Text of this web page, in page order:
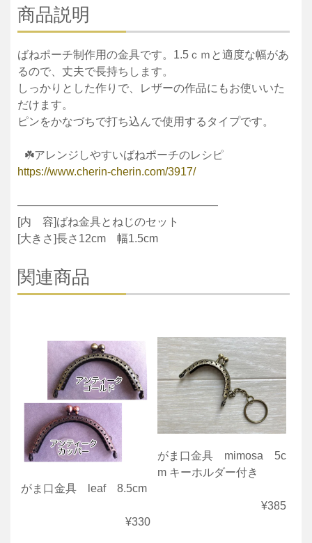
商品説明
ばねポーチ制作用の金具です。1.5ｃｍと適度な幅があ
るので、丈夫で長持ちします。
しっかりとした作りで、レザーの作品にもお使いいた
だけます。
ピンをかなづちで打ち込んで使用するタイプです。
☘️アレンジしやすいばねポーチのレシピ
https://www.cherin-cherin.com/3917/
——————————————————
[内 容]ばね金具とねじのセット
[大きさ]長さ12cm 幅1.5cm
関連商品
がま口金具 leaf 8.5cm
¥330
がま口金具 mimosa 5c
m キーホルダー付き
¥385